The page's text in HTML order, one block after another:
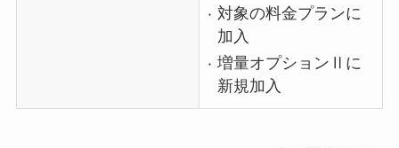
対象の料金プランに
加入
増量オプションⅡに
新規加入